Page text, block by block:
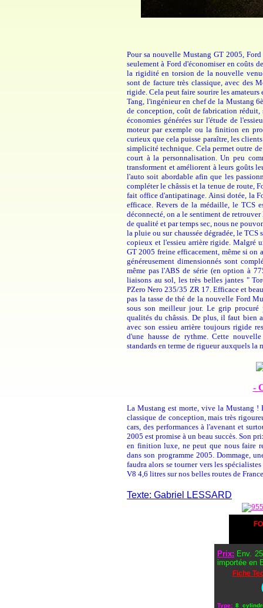
Pour sa nouvelle Mustang GT 2005,
seulement à Ford d'économiser en coûts
la rigidité en torsion de la nouvelle
sont de facture très classique, avec des
rigide. Cela peut faire sourire les
Tang, l'ingénieur en chef de la Mustang
de conception, coût de fabrication
économies générées sur l'étude de
moteur par exemple ou la finition en
curieux que cela puisse paraître, les
simplicité technique. Cela permet outre
court à la personnalisation. Un peu
transforment et améliorent à leurs goûts
l'auto soit abordable afin que les
compléter le châssis et la tenue de route,
fait office d'antipatinage. Ainsi dotée, la
efficace. Revers de la médaille, le TCS
déconnecté, on a le sentiment de
de qualité et par temps sec, nous ne
la pluie ou sur chaussée dégradée, le
copieux et l'essieu arrière rigide. Malgré
GT 2005 freine efficacement, même si on
généreusement dimensionnés sont
même pas l'ABS de série (en option à
liaisons au sol, les très belles jantes "
PZero Nero 235/35 ZR 17. Efficace et
pas la tasse de thé de la nouvelle Ford
sous son meilleur jour. Le grip procuré
qualités du châssis. De plus, il faut bien
avec son essieu arrière toujours rigide
d'une hausse de rythme. Cette
standards en terme de rigueur auxquels
-
La Mustang est morte, vive la Mustang !
classique de conception, mais très
cars, des performances à l'avenant et
2005 est promise à un beau succès. Son
en finition luxe, ne peut que nous faire
dans son programme 2005. Dommage,
faudra alors se tourner vers les
V8 4,6 litres sur nos belles routes de
Texte: Gabriel LESSARD
Prix: Env.
importée en
Fiche
Type: 8